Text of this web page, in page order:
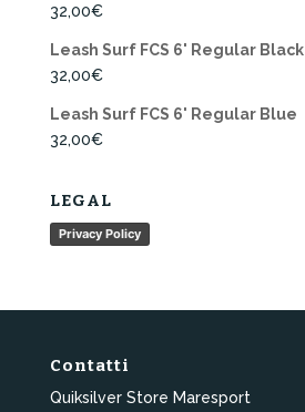
32,00€
Leash Surf FCS 6' Regular Black
32,00€
Leash Surf FCS 6' Regular Blue
32,00€
LEGAL
Privacy Policy
Contatti
Quiksilver Store Maresport